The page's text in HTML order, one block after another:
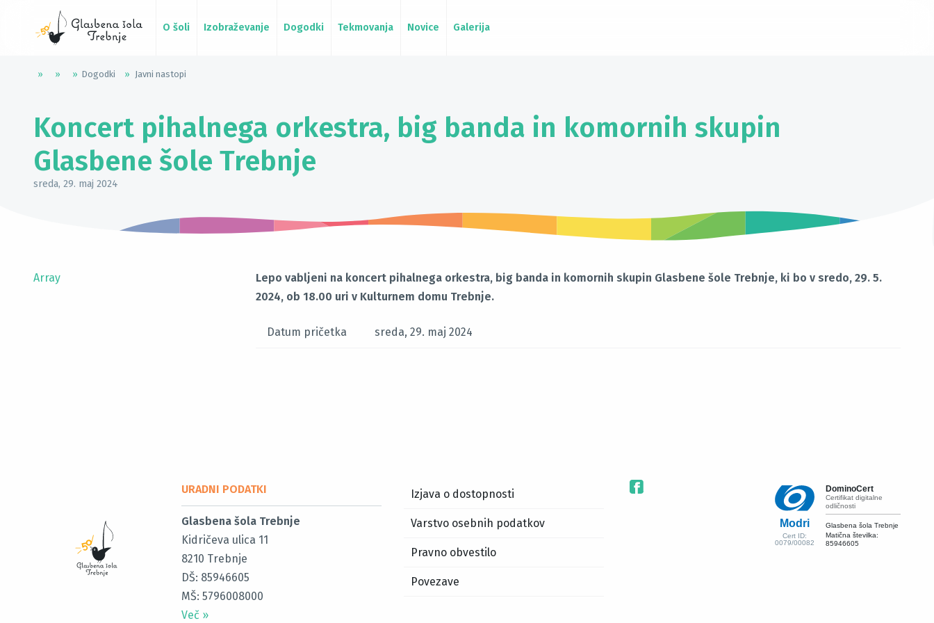
O šoli Izobraževanje Dogodki Tekmovanja Novice Galerija
» » » Dogodki » Javni nastopi
Koncert pihalnega orkestra, big banda in komornih skupin
Glasbene šole Trebnje
sreda, 29. maj 2024
Array
Lepo vabljeni na koncert pihalnega orkestra, big banda in komornih skupin Glasbene šole Trebnje, ki bo v sredo, 29. 5.
2024, ob 18.00 uri v Kulturnem domu Trebnje.
Datum pričetka sreda, 29. maj 2024
URADNI PODATKI
Glasbena šola Trebnje
Kidričeva ulica 11
8210 Trebnje
DŠ: 85946605
MŠ: 5796008000
Več »
Izjava o dostopnosti
Varstvo osebnih podatkov
Pravno obvestilo
Povezave
Modri
Cert ID:
0079/00082
DominoCert
Certifikat digitalne
odličnosti
Glasbena šola Trebnje
Matična številka:
85946605